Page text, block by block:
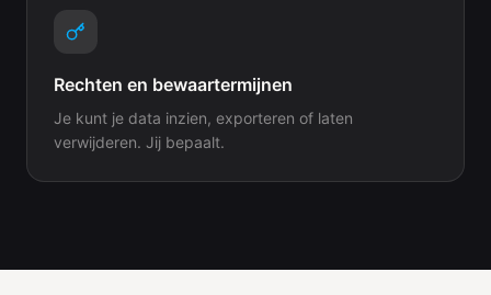
Rechten en bewaartermijnen
Je kunt je data inzien, exporteren of laten
verwijderen. Jij bepaalt.